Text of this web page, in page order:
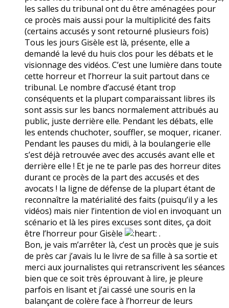
les salles du tribunal ont du être aménagées pour
ce procès mais aussi pour la multiplicité des faits
(certains accusés y sont retourné plusieurs fois)
Tous les jours Gisèle est là, présente, elle a
demandé la levé du huis clos pour les débats et le
visionnage des vidéos. C’est une lumière dans toute
cette horreur et l’horreur la suit partout dans ce
tribunal. Le nombre d’accusé étant trop
conséquents et la plupart comparaissant libres ils
sont assis sur les bancs normalement attribués au
public, juste derrière elle. Pendant les débats, elle
les entends chuchoter, souffler, se moquer, ricaner.
Pendant les pauses du midi, à la boulangerie elle
s’est déjà retrouvée avec des accusés avant elle et
derrière elle ! Et je ne te parle pas des horreur dites
durant ce procès de la part des accusés et des
avocats ! la ligne de défense de la plupart étant de
reconnaître la matérialité des faits (puisqu’il y a les
vidéos) mais nier l’intention de viol en invoquant un
scénario et là les pires excuses sont dites, ça doit
être l’horreur pour Gisèle
.
Bon, je vais m’arrêter là, c’est un procès que je suis
de près car j’avais lu le livre de sa fille à sa sortie et
merci aux journalistes qui retranscrivent les séances
bien que ce soit très éprouvant à lire, je pleure
parfois en lisant et j’ai cassé une souris en la
balançant de colère face à l’horreur de leurs